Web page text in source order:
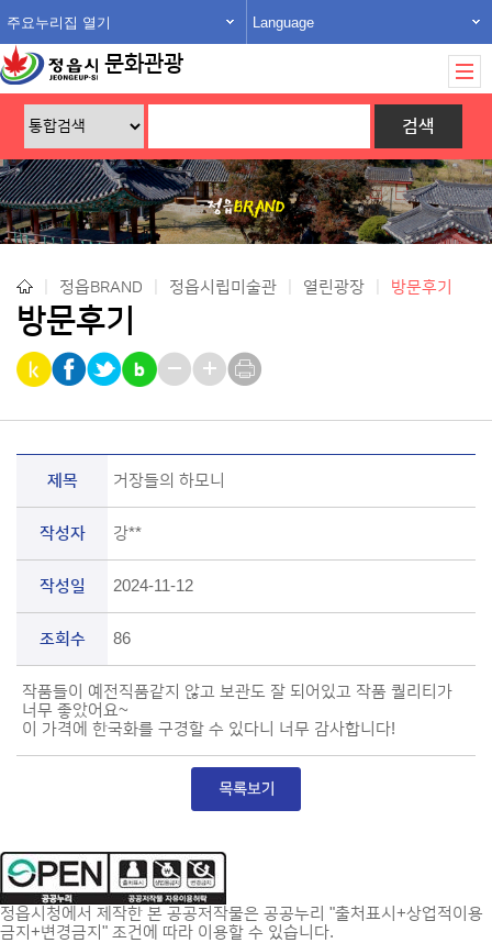
주요누리집 열기 Language
문화관광
정읍BRAND 정읍시립미술관 열린광장 방문후기
방문후기
제목 거장들의 하모니
작성자 강**
작성일 2024-11-12
조회수 86
작품들이 예전직품같지 않고 보관도 잘 되어있고 작품 퀄리티가
너무 좋았어요~
이 가격에 한국화를 구경할 수 있다니 너무 감사합니다!
정읍시청에서 제작한 본 공공저작물은 공공누리 "출처표시+상업적이용
금지+변경금지" 조건에 따라 이용할 수 있습니다.